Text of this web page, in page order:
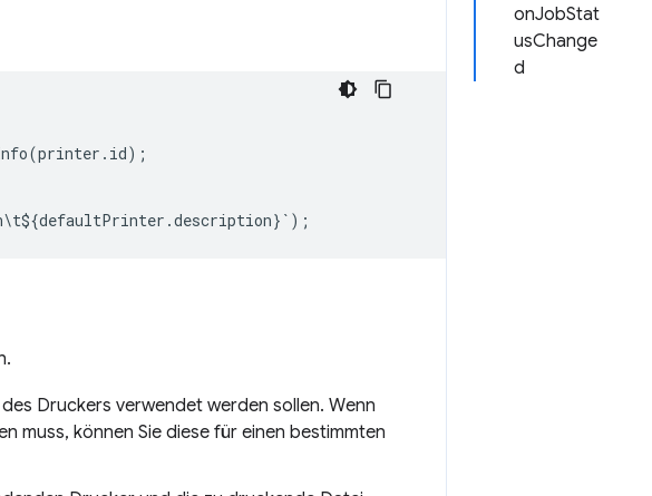
onJobStat
usChange
d
(printer . id);
\t${defaultPrinter .description} ` );
Druckers verwendet werden sollen. Wenn
muss, können Sie diese für einen bestimmten